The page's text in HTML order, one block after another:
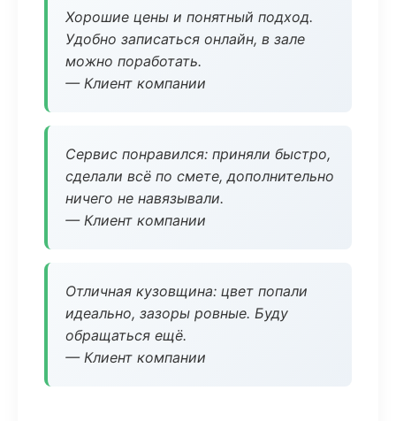
Хорошие цены и понятный подход.
Удобно записаться онлайн, в зале
можно поработать.
— Клиент компании
Сервис понравился: приняли быстро,
сделали всё по смете, дополнительно
ничего не навязывали.
— Клиент компании
Отличная кузовщина: цвет попали
идеально, зазоры ровные. Буду
обращаться ещё.
— Клиент компании